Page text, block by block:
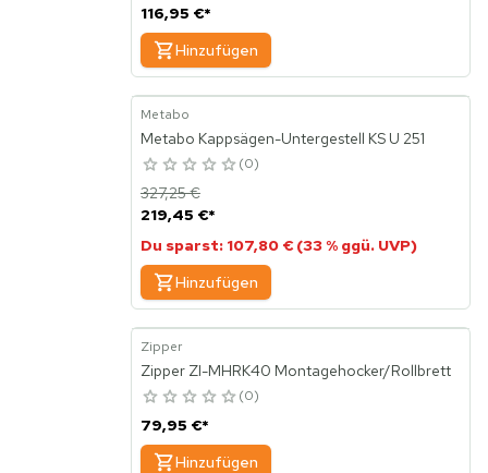
116,95 €*
Hinzufügen
Metabo
Metabo Kappsägen-Untergestell KS U 251
0
219,45 €*
327,25 €
Du sparst: 107,80 € (33 % ggü. UVP)
Hinzufügen
Zipper
Zipper ZI-MHRK40 Montagehocker/Rollbrett
0
79,95 €*
Hinzufügen